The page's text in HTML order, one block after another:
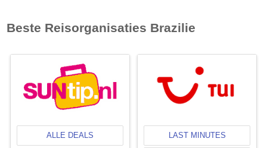
Beste Reisorganisaties Brazilie
ALLE DEALS LAST MINUTES